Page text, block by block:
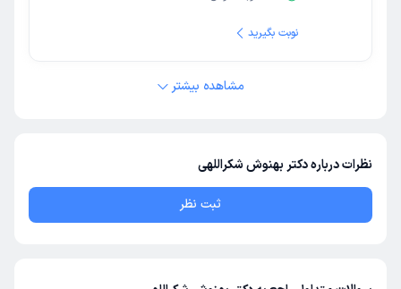
نوبت بگیرید
مشاهده بیشتر
نظرات درباره دکتر بهنوش شکراللهی
ثبت نظر